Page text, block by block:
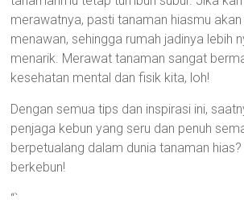
merawatnya, pasti tanaman hiasmu
menawan, sehingga rumah jadinya lebih
menarik. Merawat tanaman sangat
kesehatan mental dan fisik kita, loh!
Dengan semua tips dan inspirasi ini,
penjaga kebun yang seru dan penuh
berpetualang dalam dunia tanaman
berkebun!
“`